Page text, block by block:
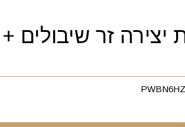
יצירה זר שיבולים